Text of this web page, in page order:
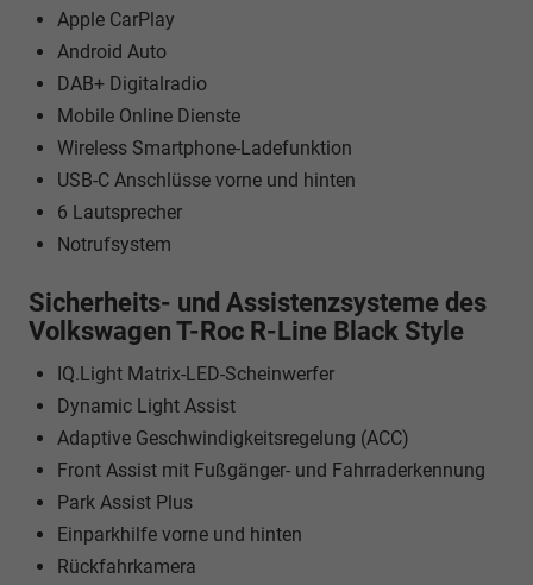
Apple CarPlay
Android Auto
DAB+ Digitalradio
Mobile Online Dienste
Wireless Smartphone-Ladefunktion
USB-C Anschlüsse vorne und hinten
6 Lautsprecher
Notrufsystem
Sicherheits- und Assistenzsysteme des
Volkswagen T-Roc R-Line Black Style
IQ.Light Matrix-LED-Scheinwerfer
Dynamic Light Assist
Adaptive Geschwindigkeitsregelung (ACC)
Front Assist mit Fußgänger- und Fahrraderkennung
Park Assist Plus
Einparkhilfe vorne und hinten
Rückfahrkamera